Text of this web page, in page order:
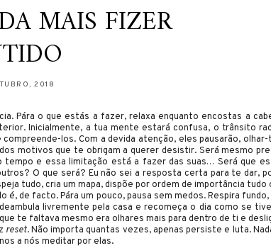
MAIS FIZER
2018
Pára o que estás a fazer, relaxa enquanto encostas a
Inicialmente, a tua mente estará confusa, o trânsito
los. Com a devida atenção, eles pausarão,
motivos que te obrigam a querer desistir. Será mesmo
tempo e essa limitação está a fazer das suas… Será que
O que será? Eu não sei a resposta certa para te dar,
tudo, cria um mapa, dispõe por ordem de importância tudo
de facto. Pára um pouco, pausa sem medos. Respira fundo,
livremente pela casa e recomeça o dia como se
te faltava mesmo era olhares mais para dentro de ti e
reset. Não importa quantas vezes, apenas persiste e luta.
a nós meditar por elas.